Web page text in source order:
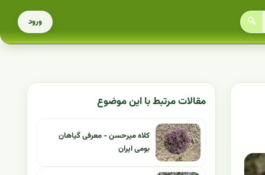
🔍 ورود
مقالات مرتبط با این موضوع
کلاه میرحسن - معرفی گیاهان
بومی ایران